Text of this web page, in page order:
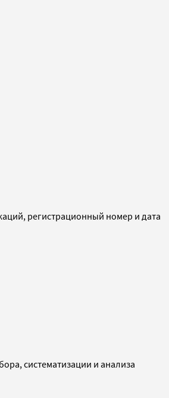
регистрационный номер и дата
систематизации и анализа